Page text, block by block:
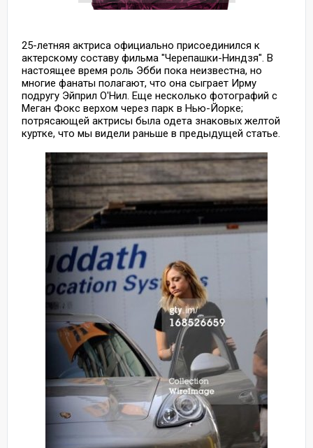
25-летняя актриса официально присоединился к
актерскому составу фильма "Черепашки-Ниндзя". В
настоящее время роль Эбби пока неизвестна, но
многие фанаты полагают, что она сыграет Ирму
подругу Эйприл О'Нил. Еще несколько фотографий с
Меган Фокс верхом через парк в Нью-Йорке;
потрясающей актрисы была одета знаковых желтой
куртке, что мы видели раньше в предыдущей статье.